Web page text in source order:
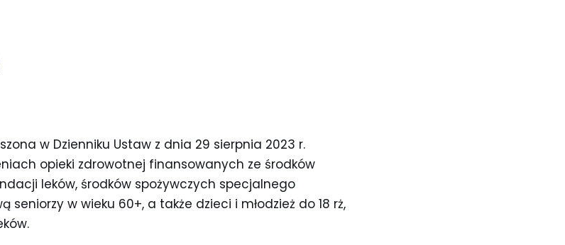
w Dzienniku Ustaw z dnia 29 sierpnia 2023 r.
opieki zdrowotnej finansowanych ze środków
leków, środków spożywczych specjalnego
seniorzy w wieku 60+, a także dzieci i młodzież do 18 rż,